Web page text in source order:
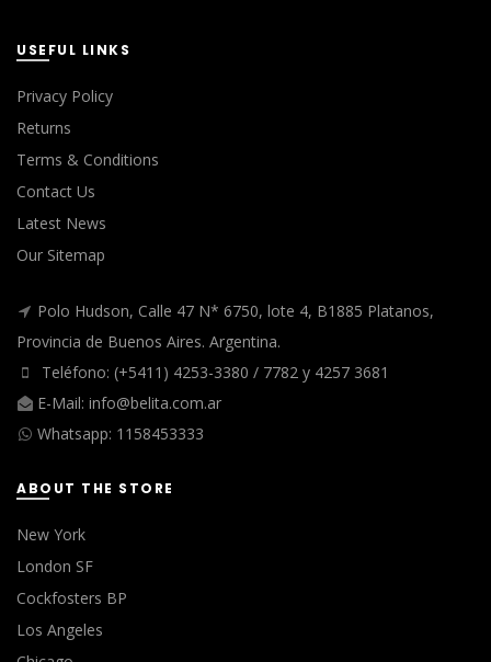
USEFUL LINKS
Privacy Policy
Returns
Terms & Conditions
Contact Us
Latest News
Our Sitemap
Polo Hudson, Calle 47 N* 6750, lote 4, B1885 Platanos,
Provincia de Buenos Aires. Argentina.
Teléfono: (+5411) 4253-3380 / 7782 y 4257 3681
E-Mail: info@belita.com.ar
Whatsapp: 1158453333
ABOUT THE STORE
New York
London SF
Cockfosters BP
Los Angeles